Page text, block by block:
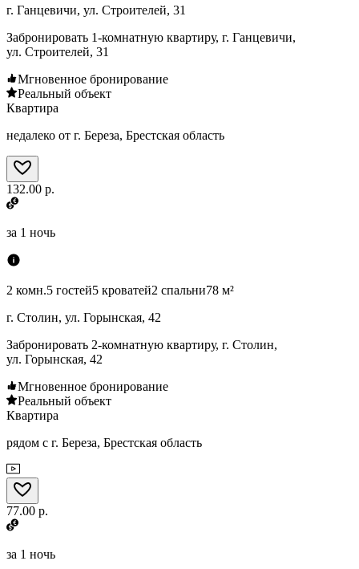
г. Ганцевичи, ул. Строителей, 31
Забронировать 1-комнатную квартиру, г. Ганцевичи,
ул. Строителей, 31
Мгновенное бронирование
Реальный объект
Квартира
недалеко от г. Береза, Брестская область
132.00 р.
за 1 ночь
2 комн.5 гостей5 кроватей2 спальни78 м²
г. Столин, ул. Горынская, 42
Забронировать 2-комнатную квартиру, г. Столин,
ул. Горынская, 42
Мгновенное бронирование
Реальный объект
Квартира
рядом с г. Береза, Брестская область
77.00 р.
за 1 ночь